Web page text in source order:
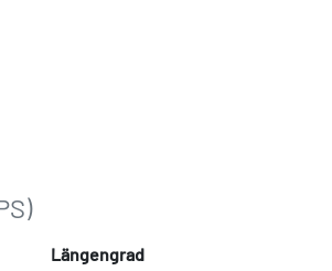
Längengrad